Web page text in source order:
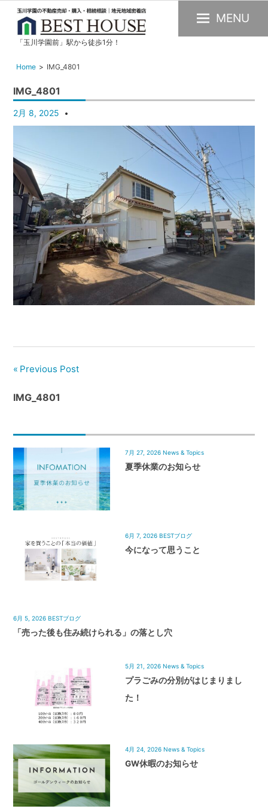
玉
川
園
の
不
産
購
入・
売
却・
賃
貸・
管
理
｜
着
HOUSE
「玉川学園前」駅から徒歩1分！
MENU
Home IMG_4801
IMG_4801
2月 8, 2025
Previous Post
IMG_4801
7月 27, 2026 News & Topics
夏季休業のお知らせ
6月 7, 2026 BESTブログ
今になって思うこと
6月 5, 2026 BESTブログ
「売った後も住み続けられる」の落とし穴
5月 21, 2026 News & Topics
プラごみの分別がはじまりまし
た！
4月 24, 2026 News & Topics
GW休暇のお知らせ